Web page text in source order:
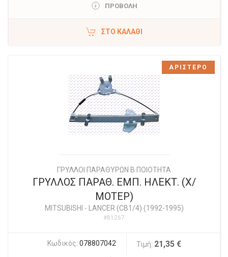
ΠΡΟΒΟΛΗ
ΣΤΟ ΚΑΛΆΘΙ
ΓΡΥΛΛΟΙ ΠΑΡΑΘΥΡΩΝ Β ΠΟΙΟΤΗΤΑ
ΓΡΥΛΛΟΣ ΠΑΡΑΘ. ΕΜΠ. ΗΛΕΚΤ. (Χ/
ΜΟΤΕΡ)
MITSUBISHI - LANCER (CB1/4) (1992-1995)
#81267
Κωδικός: 078807042 Τιμή: 21,35 €
ΑΡΙΣΤΕΡΟ